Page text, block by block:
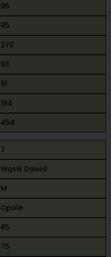
95
95
270
93
91
184
454
7
Wąsik Dawid
M
Opole
85
75